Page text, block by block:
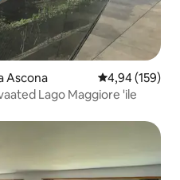
Ascona Keskmine
4,94 (159)
Lago Maggiore 'ile